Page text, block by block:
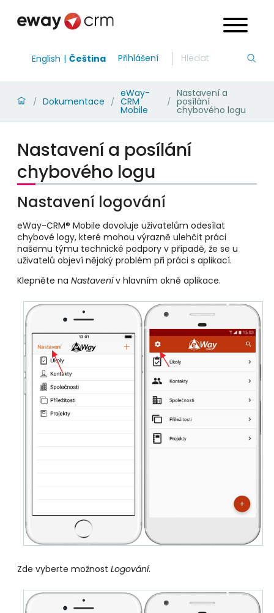
English Čeština Přihlášení
/ Dokumentace /
eWay-
CRM
Mobile
/
Nastavení a
posílání
chybového logu
Nastavení a posílání
chybového logu
Nastavení logování
eWay-CRM® Mobile dovoluje uživatelům odesílat
chybové logy, které mohou výrazně ulehčit práci
našemu týmu technické podpory v případě, že se u
uživatelů objeví nějaký problém při práci s aplikací.
Klepněte na Nastavenív hlavním okně aplikace.
Zde vyberte možnost Logování.